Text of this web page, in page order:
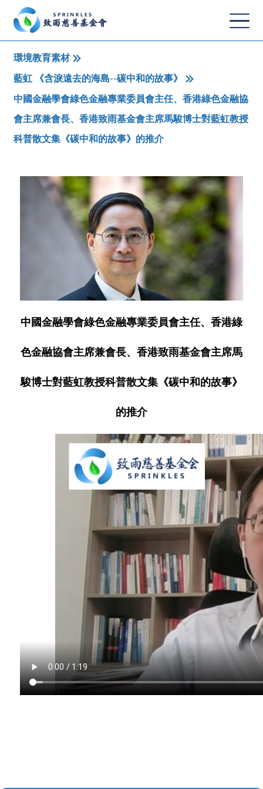
環境教育素材
藍虹 《含淚遠去的海島--碳中和的故事》
中國金融學會綠色金融專業委員會主任、香港綠色金融協
會主席兼會長、香港致雨基金會主席馬駿博士對藍虹教授
科普散文集《碳中和的故事》的推介
中國金融學會綠色金融專業委員會主任、香港綠
色金融協會主席兼會長、香港致雨基金會主席馬
駿博士對藍虹教授科普散文集《碳中和的故事》
的推介